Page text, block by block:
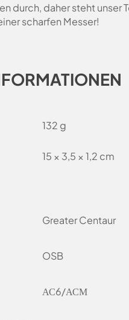
durch, daher steht
scharfen Messer!
132 g
15 × 3,5 × 1,2 cm
Greater Centaur
OSB
АС6/АСМ